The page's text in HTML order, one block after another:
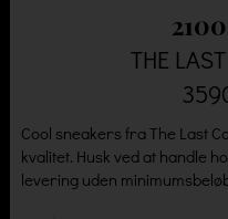
THE
Cool sneakers fra The Last
kvalitet. Husk ved at handle
levering uden